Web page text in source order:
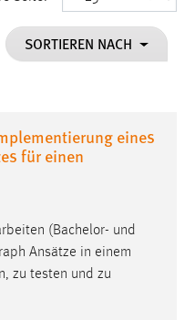
SORTIEREN NACH
eines
für einen
(Bachelor- und
Ansätze in einem
zu testen und zu
Einverständnis-
wird in diesem Cookie
ist.